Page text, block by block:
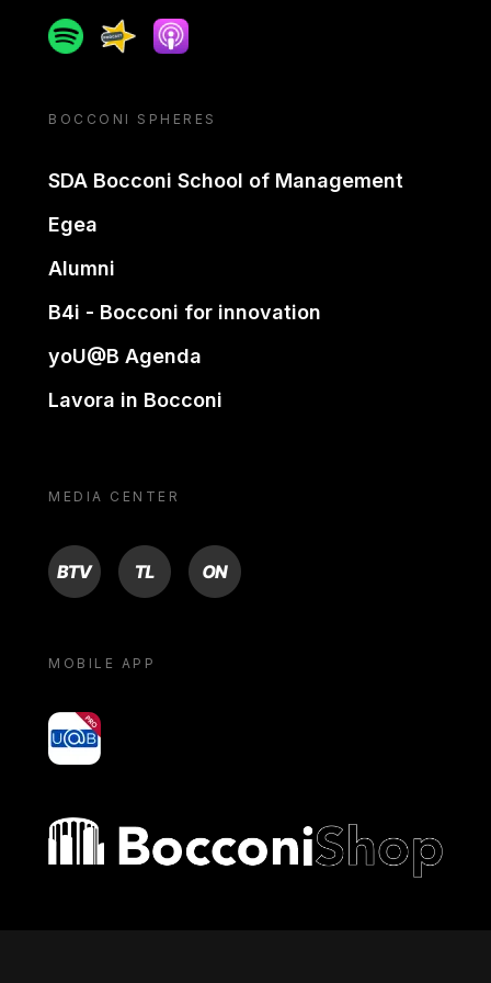
SpotifySpreakerApple podcast
BOCCONI SPHERES
SDA Bocconi School of Management
Egea
Alumni
B4i - Bocconi for innovation
yoU@B Agenda
Lavora in Bocconi
MEDIA CENTER
BTV TL ON
MOBILE APP
yoU@B
Bocconi shop